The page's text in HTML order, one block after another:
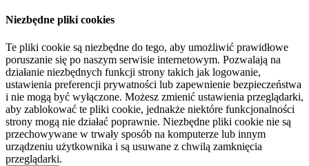
Niezbędne pliki cookies
Te pliki cookie są niezbędne do tego, aby umożliwić prawidłowe
poruszanie się po naszym serwisie internetowym. Pozwalają na
działanie niezbędnych funkcji strony takich jak logowanie,
ustawienia preferencji prywatności lub zapewnienie bezpieczeństwa
i nie mogą być wyłączone. Możesz zmienić ustawienia przeglądarki,
aby zablokować te pliki cookie, jednakże niektóre funkcjonalności
strony mogą nie działać poprawnie. Niezbędne pliki cookie nie są
przechowywane w trwały sposób na komputerze lub innym
urządzeniu użytkownika i są usuwane z chwilą zamknięcia
przeglądarki.